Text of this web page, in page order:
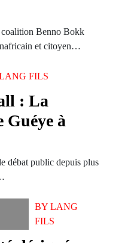
Benno Bokk
et citoyen…
FILS
: La
Guéye à
débat public depuis plus
BYLANG
FILS